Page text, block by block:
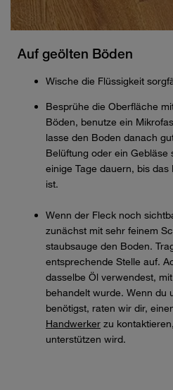
Auf geölten Böden
Wische die Flüssigkeit
Besprühe die Oberfläche
Böden, benutze ein
lasse den Boden danach
Belüftung oder ein Gebläse
einige Tage dauern, bis
ist.
Wenn der Fleck noch
zunächst mit sehr feinem
staubsauge den Boden.
entsprechende Stelle auf.
dasselbe Öl verwendest,
behandelt wurde. Wenn du
benötigst, raten wir dir,
Handwerker zu
unterstützen wird.